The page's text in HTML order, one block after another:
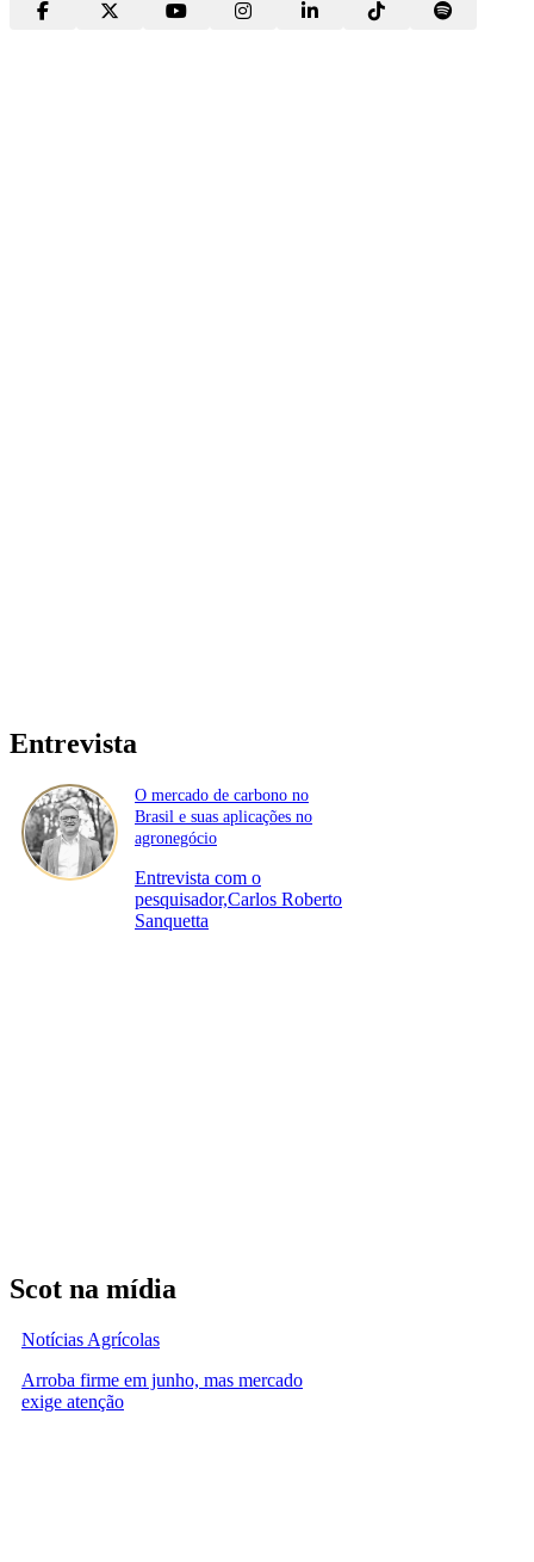
Entrevista
O mercado de carbono no
Brasil e suas aplicações no
agronegócio
Entrevista com o
pesquisador,Carlos Roberto
Sanquetta
Scot na mídia
Notícias Agrícolas
Arroba firme em junho, mas mercado
exige atenção